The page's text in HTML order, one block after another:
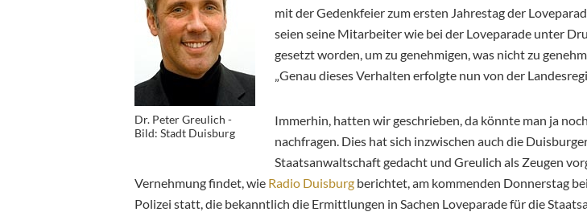
Dr. Peter Greulich -
Bild: Stadt Duisburg
mit der Gedenkfeier zum ersten Jahrestag der
seien seine Mitarbeiter wie bei der Loveparade unter
gesetzt worden, um zu genehmigen, was nicht zu
„Genau dieses Verhalten erfolgte nun von der
Immerhin, hatten wir geschrieben, da könnte man ja
nachfragen. Dies hat sich inzwischen auch die
Staatsanwaltschaft gedacht und Greulich als Zeugen
Vernehmung findet, wie Radio Duisburg berichtet, am kommenden Donnerstag
Polizei statt, die bekanntlich die Ermittlungen in Sachen Loveparade für die